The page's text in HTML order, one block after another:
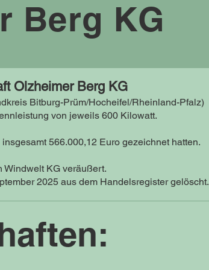
Berg KG
Olzheimer Berg KG
Bitburg-Prüm/Hocheifel/Rheinland-Pfalz)
von jeweils 600 Kilowatt.
566.000,12 Euro gezeichnet hatten.
Windwelt KG veräußert.
2025 aus dem Handelsregister gelöscht.